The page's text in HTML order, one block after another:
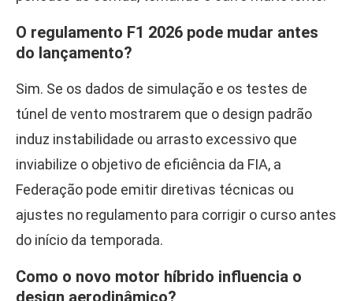
O regulamento F1 2026 pode mudar antes
do lançamento?
Sim. Se os dados de simulação e os testes de
túnel de vento mostrarem que o design padrão
induz instabilidade ou arrasto excessivo que
inviabilize o objetivo de eficiência da FIA, a
Federação pode emitir diretivas técnicas ou
ajustes no regulamento para corrigir o curso antes
do início da temporada.
Como o novo motor híbrido influencia o